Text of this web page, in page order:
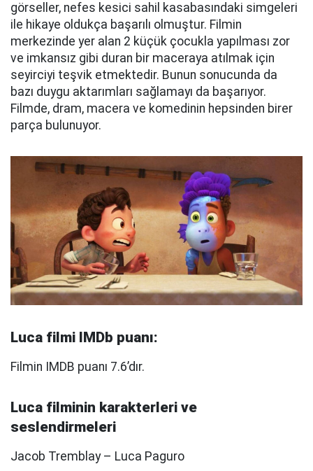
görseller, nefes kesici sahil kasabasındaki simgeleri
ile hikaye oldukça başarılı olmuştur. Filmin
merkezinde yer alan 2 küçük çocukla yapılması zor
ve imkansız gibi duran bir maceraya atılmak için
seyirciyi teşvik etmektedir. Bunun sonucunda da
bazı duygu aktarımları sağlamayı da başarıyor.
Filmde, dram, macera ve komedinin hepsinden birer
parça bulunuyor.
Luca filmi IMDb puanı:
Filmin IMDB puanı 7.6’dır.
Luca filminin karakterleri ve
seslendirmeleri
Jacob Tremblay – Luca Paguro